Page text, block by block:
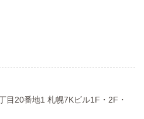
目20番地1 札幌7Kビル1F・2F・